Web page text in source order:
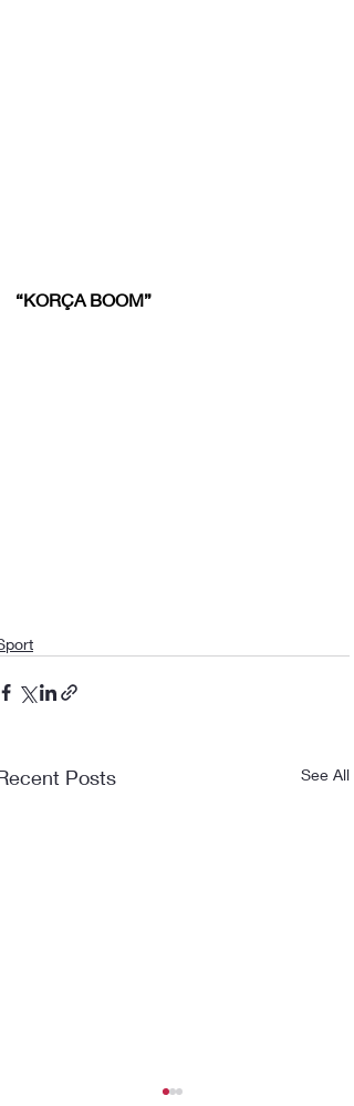
“KORÇA BOOM”
Posts See All